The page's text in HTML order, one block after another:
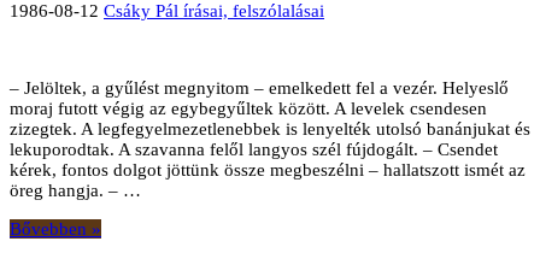
1986-08-12 Csáky Pál írásai, felszólalásai
– Jelöltek, a gyűlést megnyitom – emelkedett fel a vezér. Helyeslő
moraj futott végig az egybegyűltek között. A levelek csendesen
zizegtek. A legfegyelmezetlenebbek is lenyelték utolsó banánjukat és
lekuporodtak. A szavanna felől langyos szél fújdogált. – Csendet
kérek, fontos dolgot jöttünk össze megbeszélni – hallatszott ismét az
öreg hangja. – …
Bővebben »